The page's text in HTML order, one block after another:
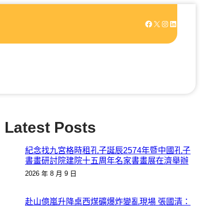
Facebook X Instagram LinkedIn
Latest Posts
紀念找九宮格時租孔子誕辰2574年暨中國孔子
書畫研討院建院十五周年名家書畫展在濟舉辦
2026 年 8 月 9 日
赴山億嵐升降桌西煤礦爆炸變亂現場 張國清：